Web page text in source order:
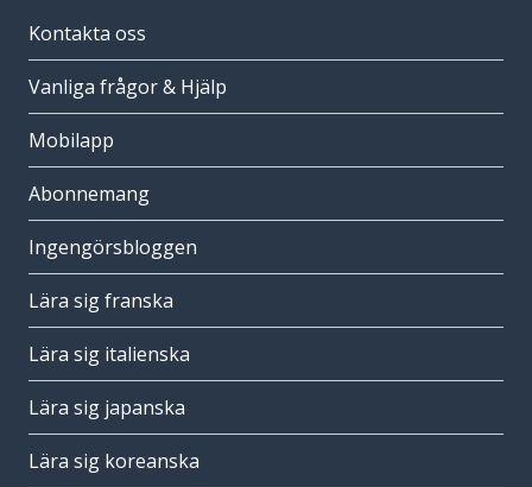
Kontakta oss
Vanliga frågor & Hjälp
Mobilapp
Abonnemang
Ingengörsbloggen
Lära sig franska
Lära sig italienska
Lära sig japanska
Lära sig koreanska